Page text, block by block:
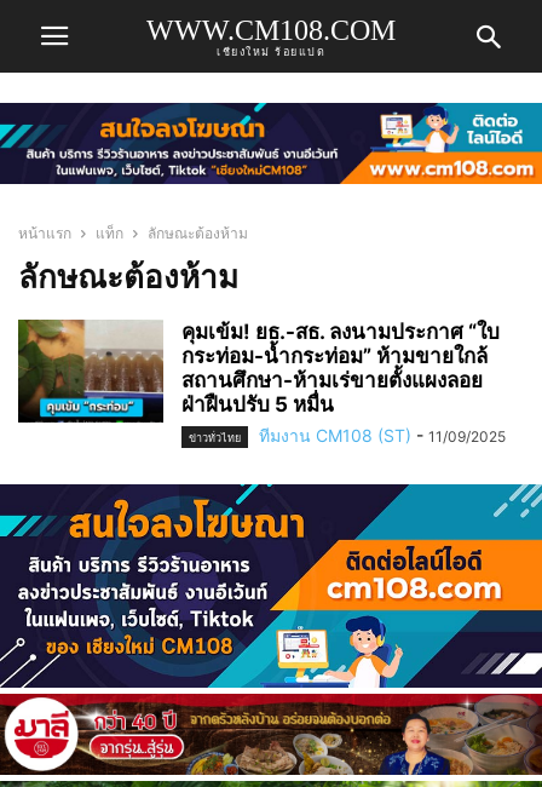
WWW.CM108.COM
เชียงใหม่ ร้อยแปด
หน้าแรก แท็ก ลักษณะต้องห้าม
ลักษณะต้องห้าม
คุมเข้ม! ยธ.-สธ. ลงนามประกาศ “ใบ
กระท่อม-น้ำกระท่อม” ห้ามขายใกล้
สถานศึกษา-ห้ามเร่ขายตั้งแผงลอย
ฝ่าฝืนปรับ 5 หมื่น
ข่าวทั่วไทย ทีมงาน CM108 (ST) - 11/09/2025